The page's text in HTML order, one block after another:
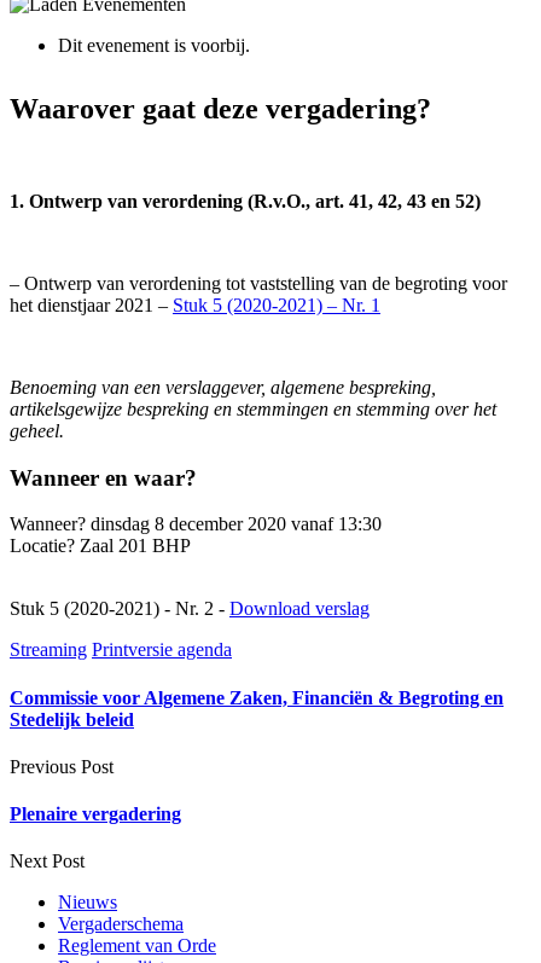
Dit evenement is voorbij.
Waarover gaat deze vergadering?
1. Ontwerp van verordening (R.v.O., art. 41, 42, 43 en 52)
– Ontwerp van verordening tot vaststelling van de begroting voor
het dienstjaar 2021 – Stuk 5 (2020-2021) – Nr. 1
Benoeming van een verslaggever, algemene bespreking,
artikelsgewijze bespreking en stemmingen en stemming over het
geheel.
Wanneer en waar?
Wanneer? dinsdag 8 december 2020 vanaf 13:30
Locatie? Zaal 201 BHP
Stuk 5 (2020-2021) - Nr. 2 - Download verslag
Streaming Printversie agenda
Commissie voor Algemene Zaken, Financiën & Begroting en
Stedelijk beleid
Previous Post
Plenaire vergadering
Next Post
Nieuws
Vergaderschema
Reglement van Orde